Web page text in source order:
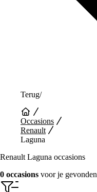
Terug/
Occasions
Renault
Laguna
Renault Laguna occasions
0 occasions voor je gevonden